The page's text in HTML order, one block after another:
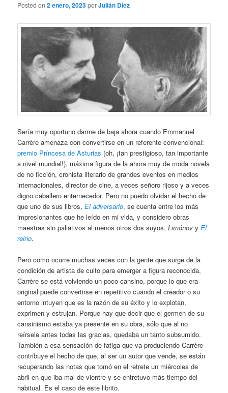
Posted on2 enero, 2023porJulián Díez
Sería muy oportuno darme de baja ahora cuando Emmanuel
Carrère amenaza con convertirse en un referente convencional:
premio Príncesa de Asturias (oh, ¡tan prestigioso, tan importante
a nivel mundial!), máxima figura de la ahora muy de moda novela
de no ficción, cronista literario de grandes eventos en medios
internacionales, director de cine, a veces señoro rijoso y a veces
digno caballero enternecedor. Pero no puedo olvidar el hecho de
que uno de sus libros,El adversario, se cuenta entre los más
impresionantes que he leído en mi vida, y considero obras
maestras sin paliativos al menos otros dos suyos,Limónov yEl
reino.
Pero como ocurre muchas veces con la gente que surge de la
condición de artista de culto para emerger a figura reconocida,
Carrère se está volviendo un poco cansino, porque lo que era
original puede convertirse en repetitivo cuando el creador o su
entorno intuyen que es la razón de su éxito y lo explotan,
exprimen y estrujan. Porque hay que decir que el germen de su
cansinismo estaba ya presente en su obra, sólo que al no
reírsele antes todas las gracias, quedaba un tanto subsumido.
También a esa sensación de fatiga que va produciendo Carrère
contribuye el hecho de que, al ser un autor que vende, se están
recuperando las notas que tomó en el retrete un miércoles de
abril en que iba mal de vientre y se entretuvo más tiempo del
habitual. Es el caso de este librito.